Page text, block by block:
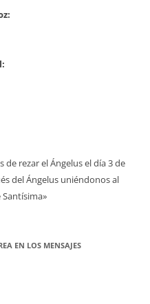
rezar el Ángelus el día 3 de
del Ángelus uniéndonos al
EN LOS MENSAJES